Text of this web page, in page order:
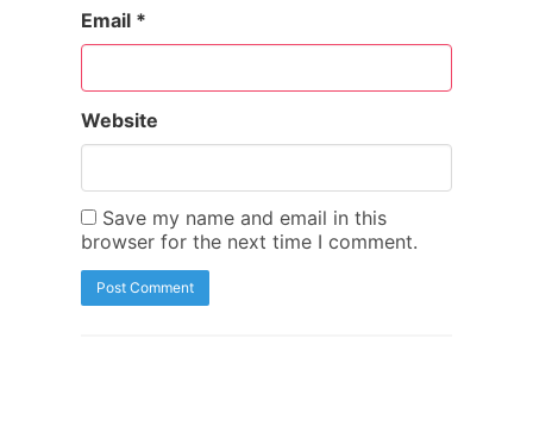
Email *
Website
Save my name and email in this
browser for the next time I comment.